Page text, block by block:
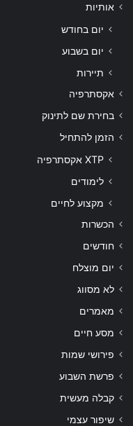
אותיות
יום בחודש
יום בשבוע
תיירות
אקסתרפיה
בחירת שם לתינוק
הזמן להתחיל
XTP אקסתרפיה
לימודים
מקצוע לחיים
הכשרות
חודשים
יום מוצלח
לא מסווג
מאמרים
מסע חיים
פירושי שמות
פרשת השבוע
קבלה מעשית
שיפור עצמי